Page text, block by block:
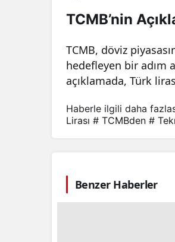
TCMB’nin
TCMB, döviz
hedefleyen bir adım
açıklamada, Türk
Haberle ilgili daha
Lirası # TCMBden #
Benzer Haberler